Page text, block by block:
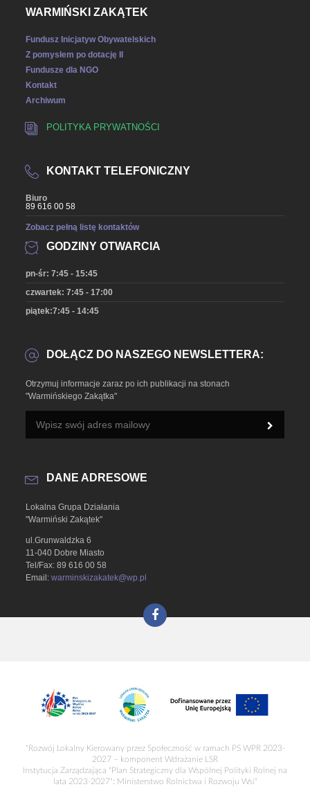
WARMIŃSKI ZAKĄTEK
Fundusz Inicjatyw Obywatelskich
Z pomysłem po dotację II
Fundusze dla NGO
Kontakt
Archiwum
POLITYKA PRYWATNOŚCI
KONTAKT TELEFONICZNY
Biuro
89 616 00 58
Zobacz pełną listę kontaktów
GODZINY OTWARCIA
pn-śr: 7:45 - 15:45
czwartek: 7:45 - 17:00
piątek:7:45 - 14:45
DOŁĄCZ DO NASZEGO NEWSLETTERA:
Otrzymuj informacje zaraz po ich publikacji na stonach
"Warmińskiego Zakątka"
DANE ADRESOWE
Lokalna Grupa Działania
"Warmiński Zakątek"
ul.Grunwaldzka 6
11-040 Dobre Miasto
Tel/Fax: 89 616 00 58
Email:warminskizakatek@wp.pl
"Rozwój Lokalny Kierowany przez Społeczność w ramach PS WPR 2023-
2027 – komponent Wdrażanie LSR
Instytucja Zarządzająca "Plan Strategiczny dla Wspólnej Polityki Rolnej na
lata 2023-2027": Ministerstwo Rolnictwa i Rozwoju Wsi"